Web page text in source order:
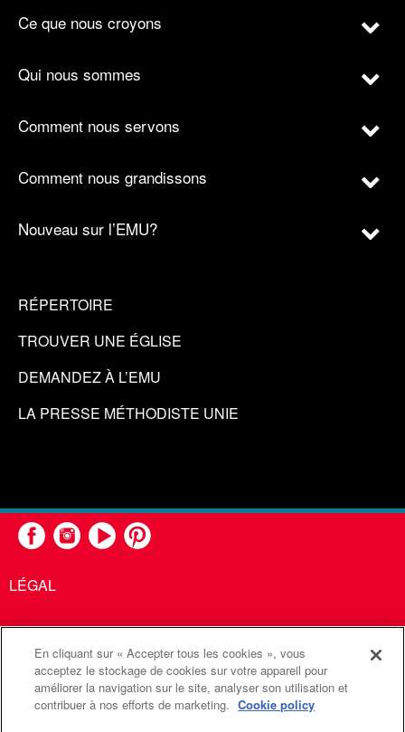
Ce que nous croyons
Qui nous sommes
Comment nous servons
Comment nous grandissons
Nouveau sur l’EMU?
RÉPERTOIRE
TROUVER UNE ÉGLISE
DEMANDEZ À L’EMU
LA PRESSE MÉTHODISTE UNIE
LÉGAL
United Methodist Communications est une agence de l'Église
Méthodiste Unie
Communications Méthodistes Unies. Tous droits
En cliquant sur « Accepter tous les cookies », vous
acceptez le stockage de cookies sur votre appareil pour
améliorer la navigation sur le site, analyser son utilisation et
contribuer à nos efforts de marketing. Cookie policy